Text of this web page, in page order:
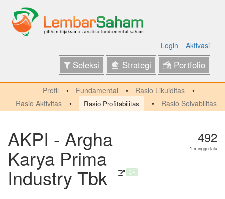
Login Aktivasi
Seleksi Strategi Portfolio
Profil Fundamental
Rasio Likuiditas
Rasio Aktivitas
Rasio Profitabilitas Rasio Solvabilitas
AKPI - Argha
Karya Prima
Industry Tbk Q4
492
1 minggu lalu